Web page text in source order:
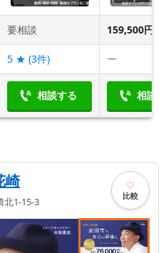
要相談 159,500円〜
5 ★ (3件) ー
相談する 相談
崎
北1-15-3 比較